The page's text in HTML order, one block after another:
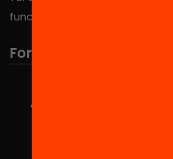
fundacio@equitat.org
Formem part de...